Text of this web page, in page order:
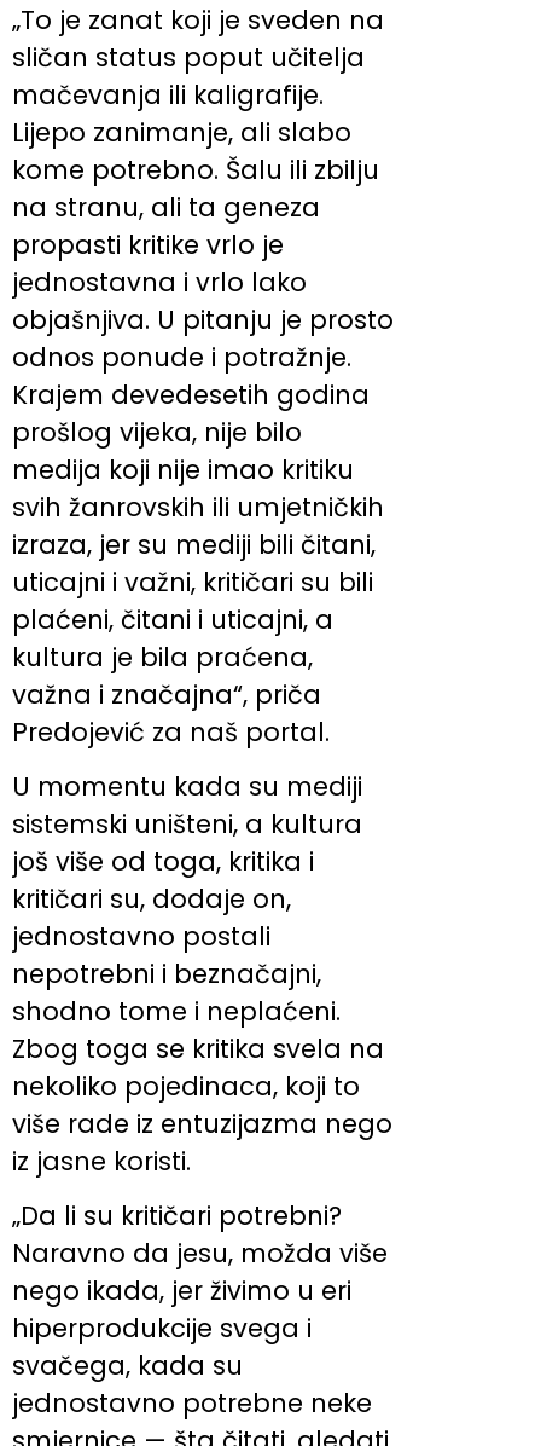
„To je zanat koji je sveden na
sličan status poput učitelja
mačevanja ili kaligrafije.
Lijepo zanimanje, ali slabo
kome potrebno. Šalu ili zbilju
na stranu, ali ta geneza
propasti kritike vrlo je
jednostavna i vrlo lako
objašnjiva. U pitanju je prosto
odnos ponude i potražnje.
Krajem devedesetih godina
prošlog vijeka, nije bilo
medija koji nije imao kritiku
svih žanrovskih ili umjetničkih
izraza, jer su mediji bili čitani,
uticajni i važni, kritičari su bili
plaćeni, čitani i uticajni, a
kultura je bila praćena,
važna i značajna“, priča
Predojević za naš portal.
U momentu kada su mediji
sistemski uništeni, a kultura
još više od toga, kritika i
kritičari su, dodaje on,
jednostavno postali
nepotrebni i beznačajni,
shodno tome i neplaćeni.
Zbog toga se kritika svela na
nekoliko pojedinaca, koji to
više rade iz entuzijazma nego
iz jasne koristi.
„Da li su kritičari potrebni?
Naravno da jesu, možda više
nego ikada, jer živimo u eri
hiperprodukcije svega i
svačega, kada su
jednostavno potrebne neke